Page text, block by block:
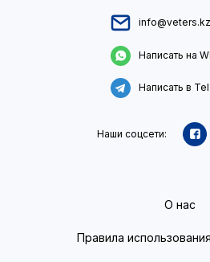
info@veters.kz
Написать на
Написать в
Наши соцсети:
О нас
Правила